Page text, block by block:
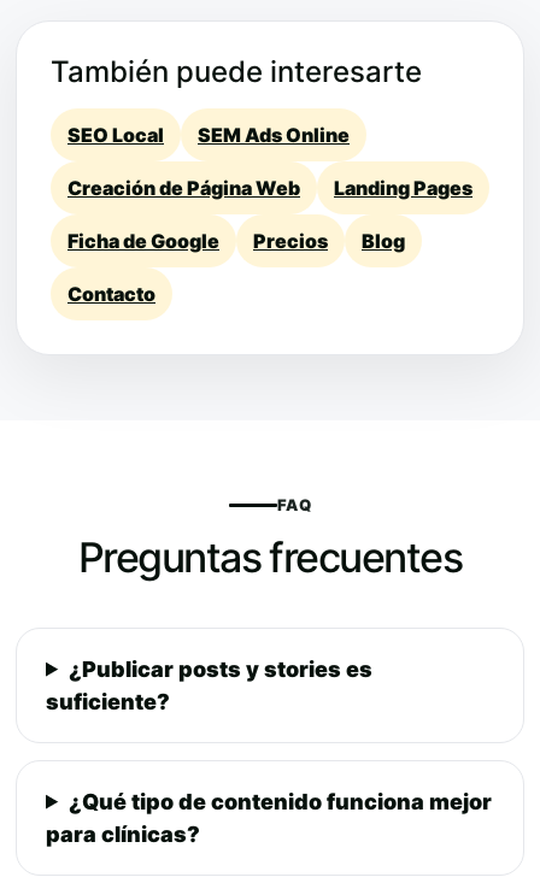
También puede interesarte
SEO Local SEM Ads Online
Creación de Página Web Landing Pages
Ficha de Google Precios Blog
Contacto
FAQ
Preguntas frecuentes
¿Publicar posts y stories es
suficiente?
¿Qué tipo de contenido funciona mejor
para clínicas?